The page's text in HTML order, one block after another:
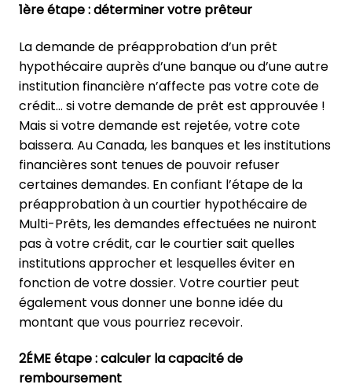
1ère étape : déterminer votre prêteur
La demande de préapprobation d’un prêt
hypothécaire auprès d’une banque ou d’une autre
institution financière n’affecte pas votre cote de
crédit… si votre demande de prêt est approuvée !
Mais si votre demande est rejetée, votre cote
baissera. Au Canada, les banques et les institutions
financières sont tenues de pouvoir refuser
certaines demandes. En confiant l’étape de la
préapprobation à un courtier hypothécaire de
Multi-Prêts, les demandes effectuées ne nuiront
pas à votre crédit, car le courtier sait quelles
institutions approcher et lesquelles éviter en
fonction de votre dossier. Votre courtier peut
également vous donner une bonne idée du
montant que vous pourriez recevoir.
2ÉME étape : calculer la capacité de
remboursement